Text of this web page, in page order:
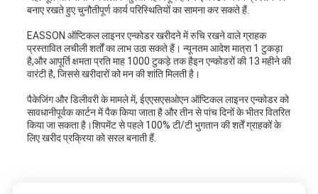
बनाए रखते हुए चुनौतीपूर्ण कार्य परिस्थितियों का सामना कर सकते हैं.
EASSON ऑप्टिकल लाइनर एन्कोडर खरीदने में रुचि रखने वाले ग्राहक
प्रस्तावित लचीली शर्तों का लाभ उठा सकते हैं। न्यूनतम आदेश मात्रा 1 टुकड़ा
है,और आपूर्ति क्षमता प्रति माह 1000 टुकड़े तक हैइन एन्कोडरों की 13 महीने की
वारंटी है, जिससे खरीदारों को मन की शांति मिलती है।
पैकेजिंग और डिलीवरी के मामले में, ईएएसएसओएन ऑप्टिकल लाइनर एन्कोडर को
सावधानीपूर्वक कार्टन में पैक किया जाता है और तीन से पांच दिनों के भीतर वितरित
किया जा सकता है।शिपमेंट से पहले 100% टी/टी भुगतान की शर्तें ग्राहकों के
लिए खरीद प्रक्रिया को सरल बनाती हैं.